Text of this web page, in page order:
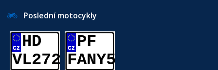
Poslední motocykly
HD
VL272
PF
FANY5